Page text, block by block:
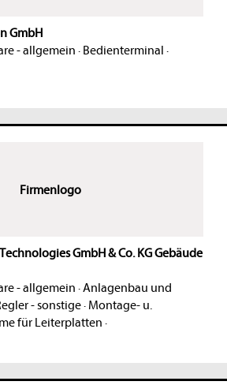
GmbH
- allgemein · Bedienterminal ·
Firmenlogo
GmbH & Co. KG Gebäude
- allgemein ·Anlagenbau und
- sonstige· Montage- u.
für Leiterplatten ·